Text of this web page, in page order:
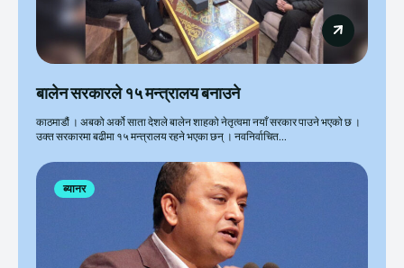
बालेन सरकारले १५ मन्त्रालय बनाउने
काठमाडौं । अबको अर्को साता देशले बालेन शाहको नेतृत्वमा नयाँ सरकार पाउने भएको छ ।
उक्त सरकारमा बढीमा १५ मन्त्रालय रहने भएका छन् । नवनिर्वाचित...
ब्यानर